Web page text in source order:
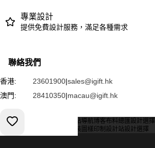
專業設計
提供免費設計服務，滿足各種需求
聯絡我們
香港: 23601900|sales@igift.hk
澳門:
28410350|macau@igift.hk
服務條款 網站導航博客布料總匯設計選擇
輔料包裝 圖樣印制 設計站設計選擇